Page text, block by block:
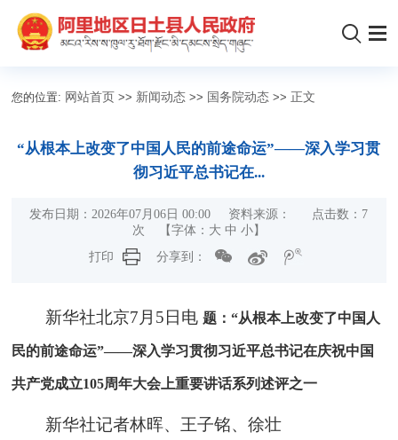
您的位置: 网站首页 >> 新闻动态 >> 国务院动态 >> 正文
“从根本上改变了中国人民的前途命运”——深入学习贯
彻习近平总书记在...
发布日期：2026年07月06日 00:00 资料来源： 点击数： 7
次
【字体： 大 中 小】
打印
分享到：
新华社北京7月5日电 题：“从根本上改变了中国人
民的前途命运”——深入学习贯彻习近平总书记在庆祝中国
共产党成立105周年大会上重要讲话系列述评之一
新华社记者林晖、王子铭、徐壮